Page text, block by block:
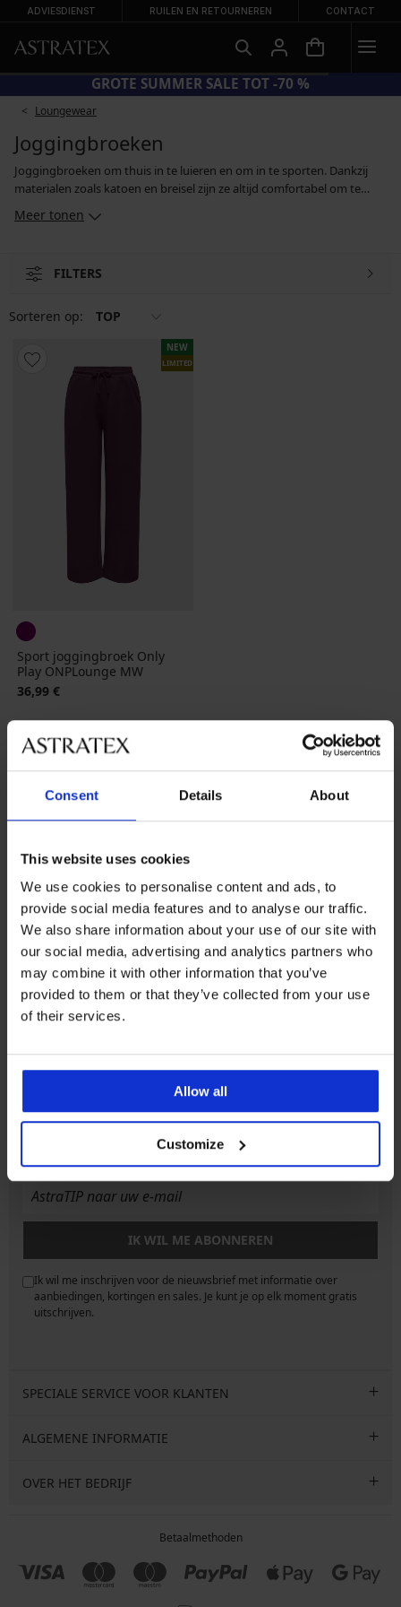
Consent Details About
This website uses cookies
We use cookies to personalise content and ads, to
provide social media features and to analyse our traffic.
We also share information about your use of our site with
our social media, advertising and analytics partners who
may combine it with other information that you’ve
provided to them or that they’ve collected from your use
of their services.
Allow all
Customize
ADVIESDIENST RUILEN EN RETOURNEREN CONTACT
GROTE SUMMER SALE TOT -70 %
Loungewear
Joggingbroeken
Joggingbroeken om thuis in te luieren en om in te sporten. Dankzij
materialen zoals katoen en breisel zijn ze altijd comfortabel om te
modellen met strakkere pijpen die zijn afgewerkt met een manchet.
blijf je heerlijk warm in een met zachte fleece gevoerde joggingbroek.
Meer tonen
FILTERS
Sorteren op: TOP
NEW
LIMITED
Sport joggingbroek Only
Play ONPLounge MW
36,99 €
5% van de aankoop Kopen zonder risico
Voordelige
verzendkosten
Slimme maattabel
Klantenservice
info@astratex.nl
Newsletter
IK WIL ME ABONNEREN
Ik wil me inschrijven voor de nieuwsbrief met informatie over
aanbiedingen, kortingen en sales. Je kunt je op elk moment gratis
uitschrijven.
SPECIALE SERVICE VOOR KLANTEN
ALGEMENE INFORMATIE
OVER HET BEDRIJF
Betaalmethoden